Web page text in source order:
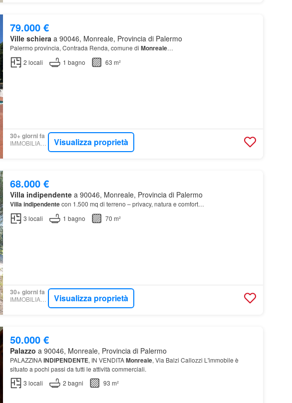
79.000 €
Ville schiera a 90046, Monreale, Provincia di Palermo
Palermo provincia, Contrada Renda, comune di Monreale…
2 locali 1 bagno 63 m²
30+ giorni fa
IMMOBILIARE.IT Visualizza proprietà
68.000 €
Villa indipendentea 90046, Monreale, Provincia di Palermo
Villa indipendentecon 1.500 mq di terreno – privacy, natura e comfort…
3 locali 1 bagno 70 m²
30+ giorni fa
IMMOBILIARE.IT Visualizza proprietà
50.000 €
Palazzo a 90046, Monreale, Provincia di Palermo
PALAZZINAINDIPENDENTE, IN VENDITAMonreale, Via Balzi Callozzi L'immobile è
situato a pochi passi da tutti le attività commerciali.
3 locali 2 bagni 93 m²